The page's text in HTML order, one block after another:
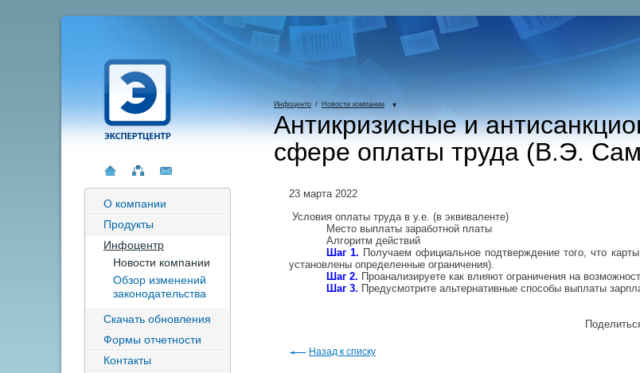
О компании
Продукты
Инфоцентр
Новости компании
Обзор изменений
законодательства
Скачать обновления
Формы отчетности
Контакты
Инфоцентр / Новости компании
Антикризисные и
сфере оплаты труда (В.Э.
23 марта 2022
Условия оплаты труда в у.е. (в эквиваленте)
Место выплаты заработной платы
Алгоритм действий
Шаг 1. Получаем официальное подтверждение того, что
установлены определенные ограничения).
Шаг 2. Проанализируете как влияют ограничения на
Шаг 3. Предусмотрите альтернативные способы выплаты
Назад к списку